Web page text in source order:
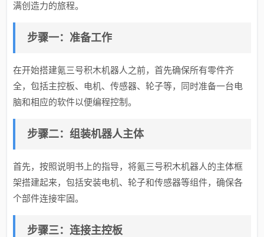
满创造力的旅程。
步骤一：准备工作
在开始搭建氪三号积木机器人之前，首先确保所有零件齐
全，包括主控板、电机、传感器、轮子等，同时准备一台电
脑和相应的软件以便编程控制。
步骤二：组装机器人主体
首先，按照说明书上的指导，将氪三号积木机器人的主体框
架搭建起来，包括安装电机、轮子和传感器等组件，确保各
个部件连接牢固。
步骤三：连接主控板